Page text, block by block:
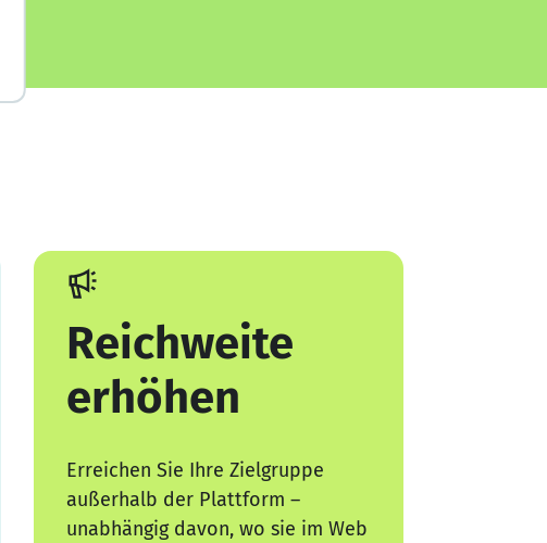
Reichweite
erhöhen
Erreichen Sie Ihre Zielgruppe
außerhalb der Plattform –
unabhängig davon, wo sie im Web